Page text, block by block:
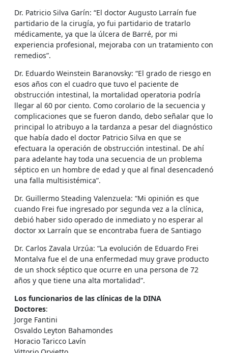
Dr. Patricio Silva Garín: “El doctor Augusto Larraín fue
partidario de la cirugía, yo fui partidario de tratarlo
médicamente, ya que la úlcera de Barré, por mi
experiencia profesional, mejoraba con un tratamiento con
remedios”.
Dr. Eduardo Weinstein Baranovsky: “El grado de riesgo en
esos años con el cuadro que tuvo el paciente de
obstrucción intestinal, la mortalidad operatoria podría
llegar al 60 por ciento. Como corolario de la secuencia y
complicaciones que se fueron dando, debo señalar que lo
principal lo atribuyo a la tardanza a pesar del diagnóstico
que había dado el doctor Patricio Silva en que se
efectuara la operación de obstrucción intestinal. De ahí
para adelante hay toda una secuencia de un problema
séptico en un hombre de edad y que al final desencadenó
una falla multisistémica”.
Dr. Guillermo Steading Valenzuela: “Mi opinión es que
cuando Frei fue ingresado por segunda vez a la clínica,
debió haber sido operado de inmediato y no esperar al
doctor xx Larraín que se encontraba fuera de Santiago
Dr. Carlos Zavala Urzúa: “La evolución de Eduardo Frei
Montalva fue el de una enfermedad muy grave producto
de un shock séptico que ocurre en una persona de 72
años y que tiene una alta mortalidad”.
Los funcionarios de las clínicas de la DINA
Doctores:
Jorge Fantini
Osvaldo Leyton Bahamondes
Horacio Taricco Lavín